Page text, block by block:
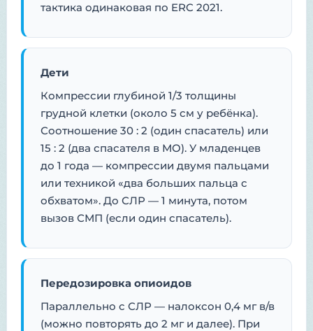
тактика одинаковая по ERC 2021.
Дети
Компрессии глубиной 1/3 толщины
грудной клетки (около 5 см у ребёнка).
Соотношение 30 : 2 (один спасатель) или
15 : 2 (два спасателя в МО). У младенцев
до 1 года — компрессии двумя пальцами
или техникой «два больших пальца с
обхватом». До СЛР — 1 минута, потом
вызов СМП (если один спасатель).
Передозировка опиоидов
Параллельно с СЛР — налоксон 0,4 мг в/в
(можно повторять до 2 мг и далее). При